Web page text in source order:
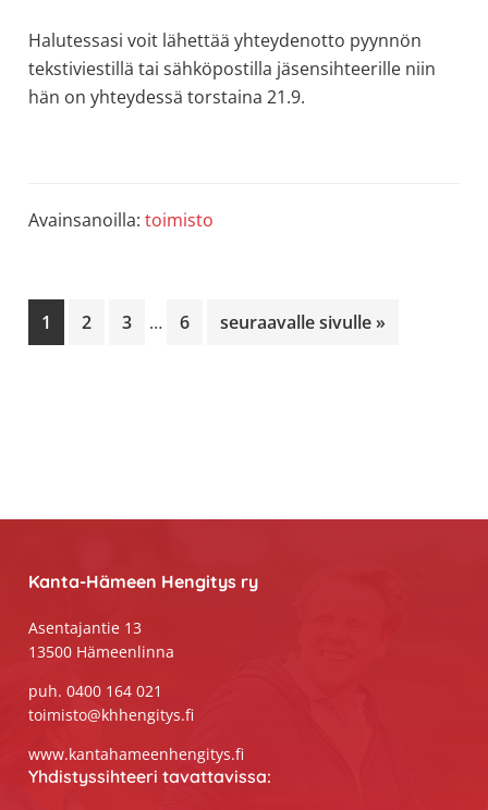
Halutessasi voit lähettää yhteydenotto pyynnön
tekstiviestillä tai sähköpostilla jäsensihteerille niin
hän on yhteydessä torstaina 21.9.
Avainsanoilla: toimisto
Sivu
1 Sivu
2 Sivu
3
Välisivut
… Sivu
6 Siirry
seuraavalle sivulle »
Kanta-Hämeen Hengitys ry
Asentajantie 13
13500 Hämeenlinna
puh. 0400 164 021
toimisto@khhengitys.fi
www.kantahameenhengitys.fi
Yhdistyssihteeri tavattavissa: